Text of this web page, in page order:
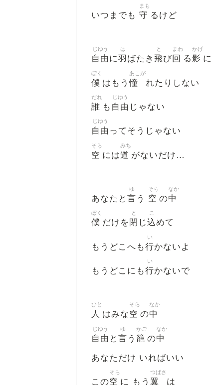
いつまでも 守
まも
るけど
自由
じゆう
に羽
は
ばたき 飛
と
び回
まわ
る影
かげ
に
僕
ぼく
はもう憧
あこが
れたりしない
誰
だれ
も 自由
じゆう
じゃない
自由
じゆう
ってそうじゃない
空
そら
には道
みち
がないだけ…
あなたと 言
ゆ
う 空
そら
の中
なか
僕
ぼく
だけを 閉
と
じ込
こ
めて
もうどこへも行
い
かないよ
もうどこにも行
い
かないで
人
ひと
はみな空
そら
の中
なか
自由
じゆう
と 言
ゆ
う 籠
かご
の中
なか
あなただけ いればいい
この空
そら
に もう 翼
つばさ
は